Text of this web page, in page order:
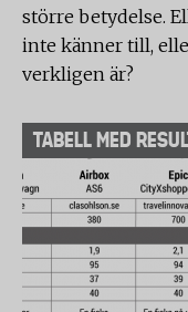
större betydelse.
inte känner till,
verkligen är?
TABELL MED